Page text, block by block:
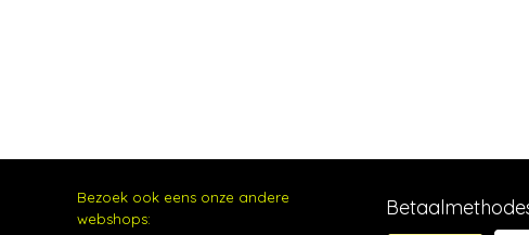
Bezoek ook eens onze andere
webshops: